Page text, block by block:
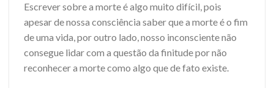
Escrever sobre a morte é algo muito difícil, pois
apesar de nossa consciência saber que a morte é o fim
de uma vida, por outro lado, nosso inconsciente não
consegue lidar com a questão da finitude por não
reconhecer a morte como algo que de fato existe.